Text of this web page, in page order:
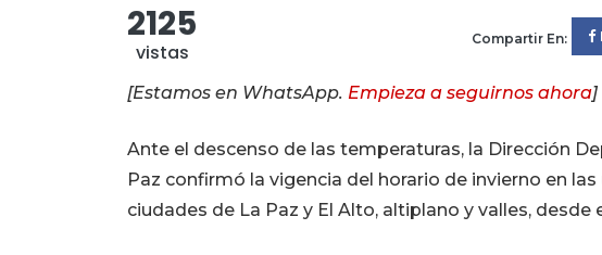
2125
vistas
Compartir En:
[Estamos en WhatsApp. Empieza a seguirnos ahora]
Ante el descenso de las temperaturas, la Dirección
Paz confirmó la vigencia del horario de invierno en
ciudades de La Paz y El Alto, altiplano y valles,